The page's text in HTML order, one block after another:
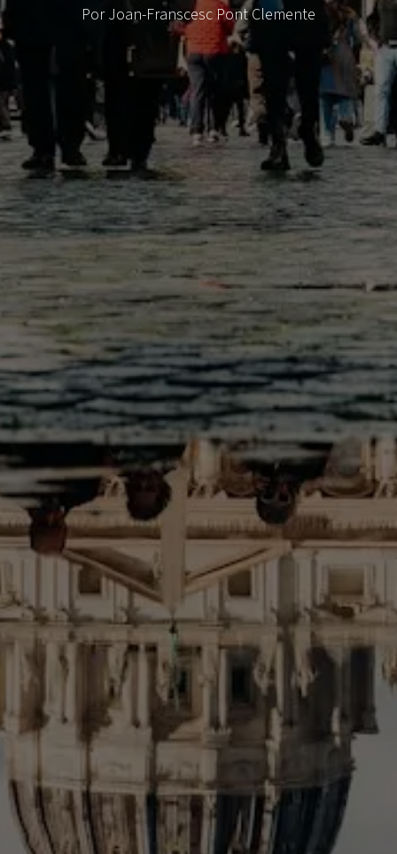
Por Joan-Franscesc Pont Clemente